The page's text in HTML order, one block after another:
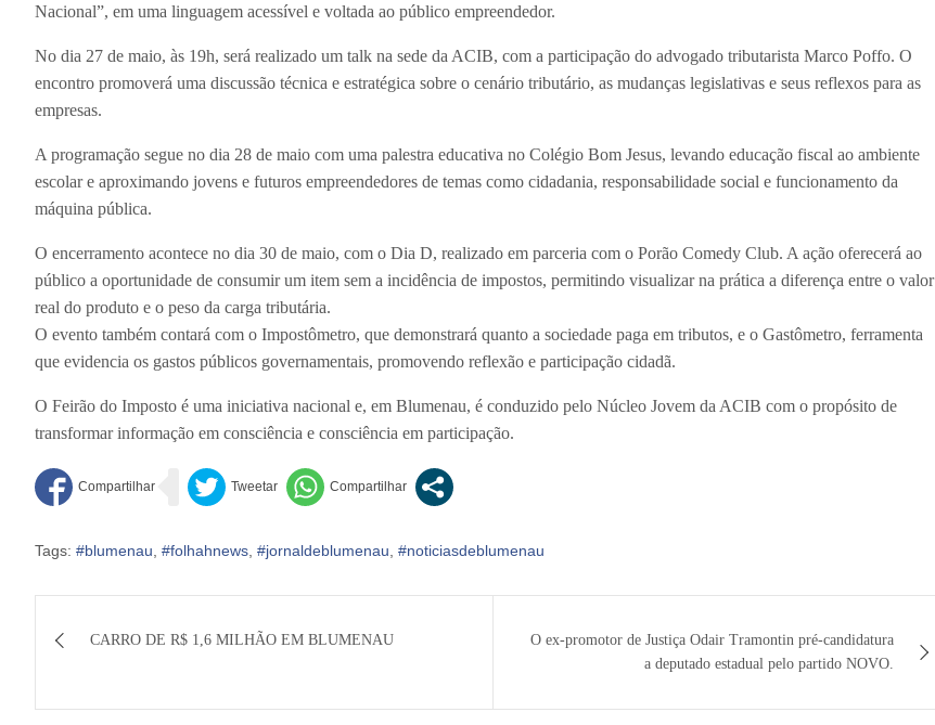
Nacional”, em uma linguagem acessível e voltada ao público empreendedor.
No dia 27 de maio, às 19h, será realizado um talk na sede da ACIB, com a participação do advogado tributarista Marco Poffo. O
encontro promoverá uma discussão técnica e estratégica sobre o cenário tributário, as mudanças legislativas e seus reflexos para as
empresas.
A programação segue no dia 28 de maio com uma palestra educativa no Colégio Bom Jesus, levando educação fiscal ao ambiente
escolar e aproximando jovens e futuros empreendedores de temas como cidadania, responsabilidade social e funcionamento da
máquina pública.
O encerramento acontece no dia 30 de maio, com o Dia D, realizado em parceria com o Porão Comedy Club. A ação oferecerá ao
público a oportunidade de consumir um item sem a incidência de impostos, permitindo visualizar na prática a diferença entre o valor
real do produto e o peso da carga tributária.
O evento também contará com o Impostômetro, que demonstrará quanto a sociedade paga em tributos, e o Gastômetro, ferramenta
que evidencia os gastos públicos governamentais, promovendo reflexão e participação cidadã.
O Feirão do Imposto é uma iniciativa nacional e, em Blumenau, é conduzido pelo Núcleo Jovem da ACIB com o propósito de
transformar informação em consciência e consciência em participação.
Tags: #blumenau #folhahnews #jornaldeblumenau #noticiasdeblumenau
de
Post
CARRO DE R$ 1,6 MILHÃO EM BLUMENAU
O ex-promotor de Justiça Odair Tramontin pré-candidatura
a deputado estadual pelo partido NOVO.